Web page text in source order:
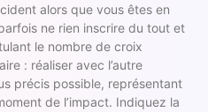
alors que vous êtes en
ne rien inscrire du tout et
le nombre de croix
: réaliser avec l’autre
précis possible, représentant
de l’impact. Indiquez la